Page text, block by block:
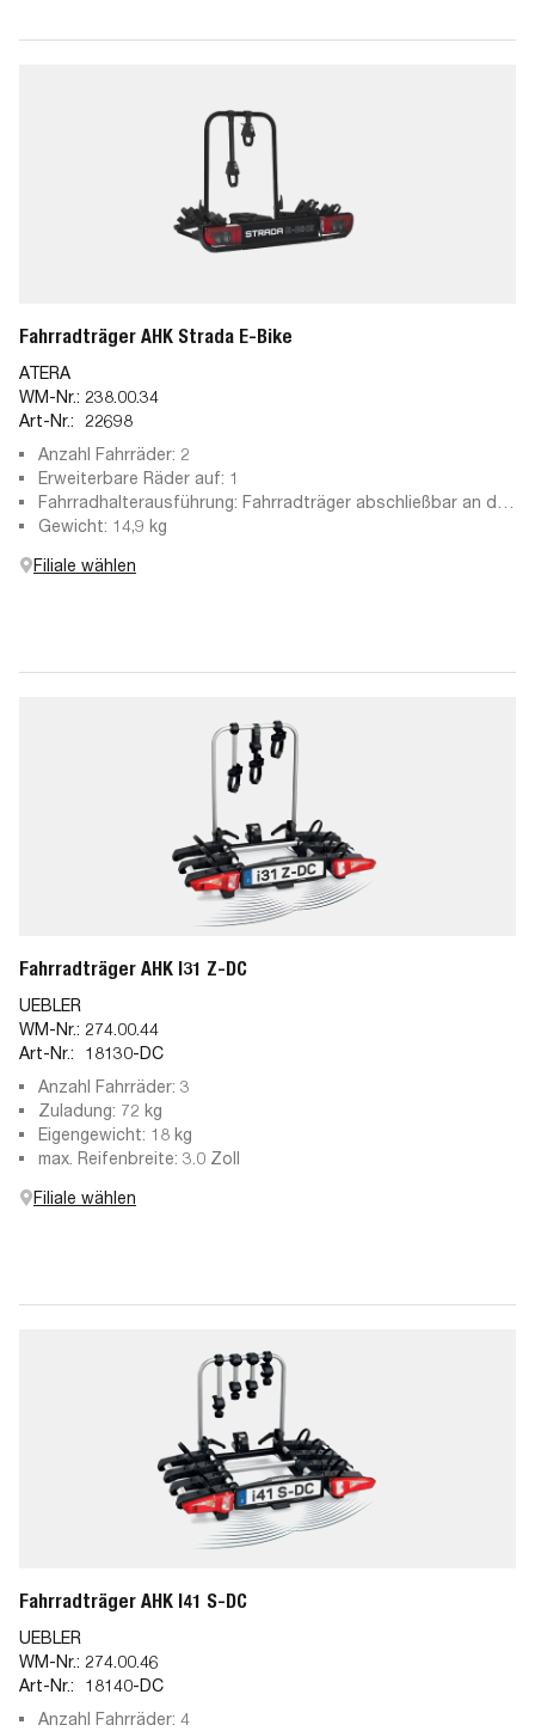
Fahrradträger AHK Strada E-Bike
ATERA
WM-Nr.: 238.00.34
Art-Nr.:
22698
Anzahl Fahrräder: 2
Erweiterbare Räder auf: 1
Fahrradhalterausführung: Fahrradträger abschließbar an der
Anhängekupplung, abschließbare Haltearme
Gewicht: 14,9 kg
Filiale wählen
Fahrradträger AHK I31 Z-DC
UEBLER
WM-Nr.: 274.00.44
Art-Nr.:
18130-DC
Anzahl Fahrräder: 3
Zuladung: 72 kg
Eigengewicht: 18 kg
max. Reifenbreite: 3.0 Zoll
Filiale wählen
Fahrradträger AHK I41 S-DC
UEBLER
WM-Nr.: 274.00.46
Art-Nr.:
18140-DC
Anzahl Fahrräder: 4